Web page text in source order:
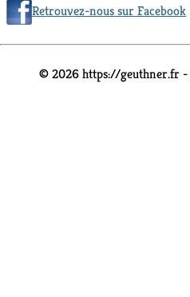
Retrouvez-nous sur Facebook
© 2026 https://geuthner.fr -